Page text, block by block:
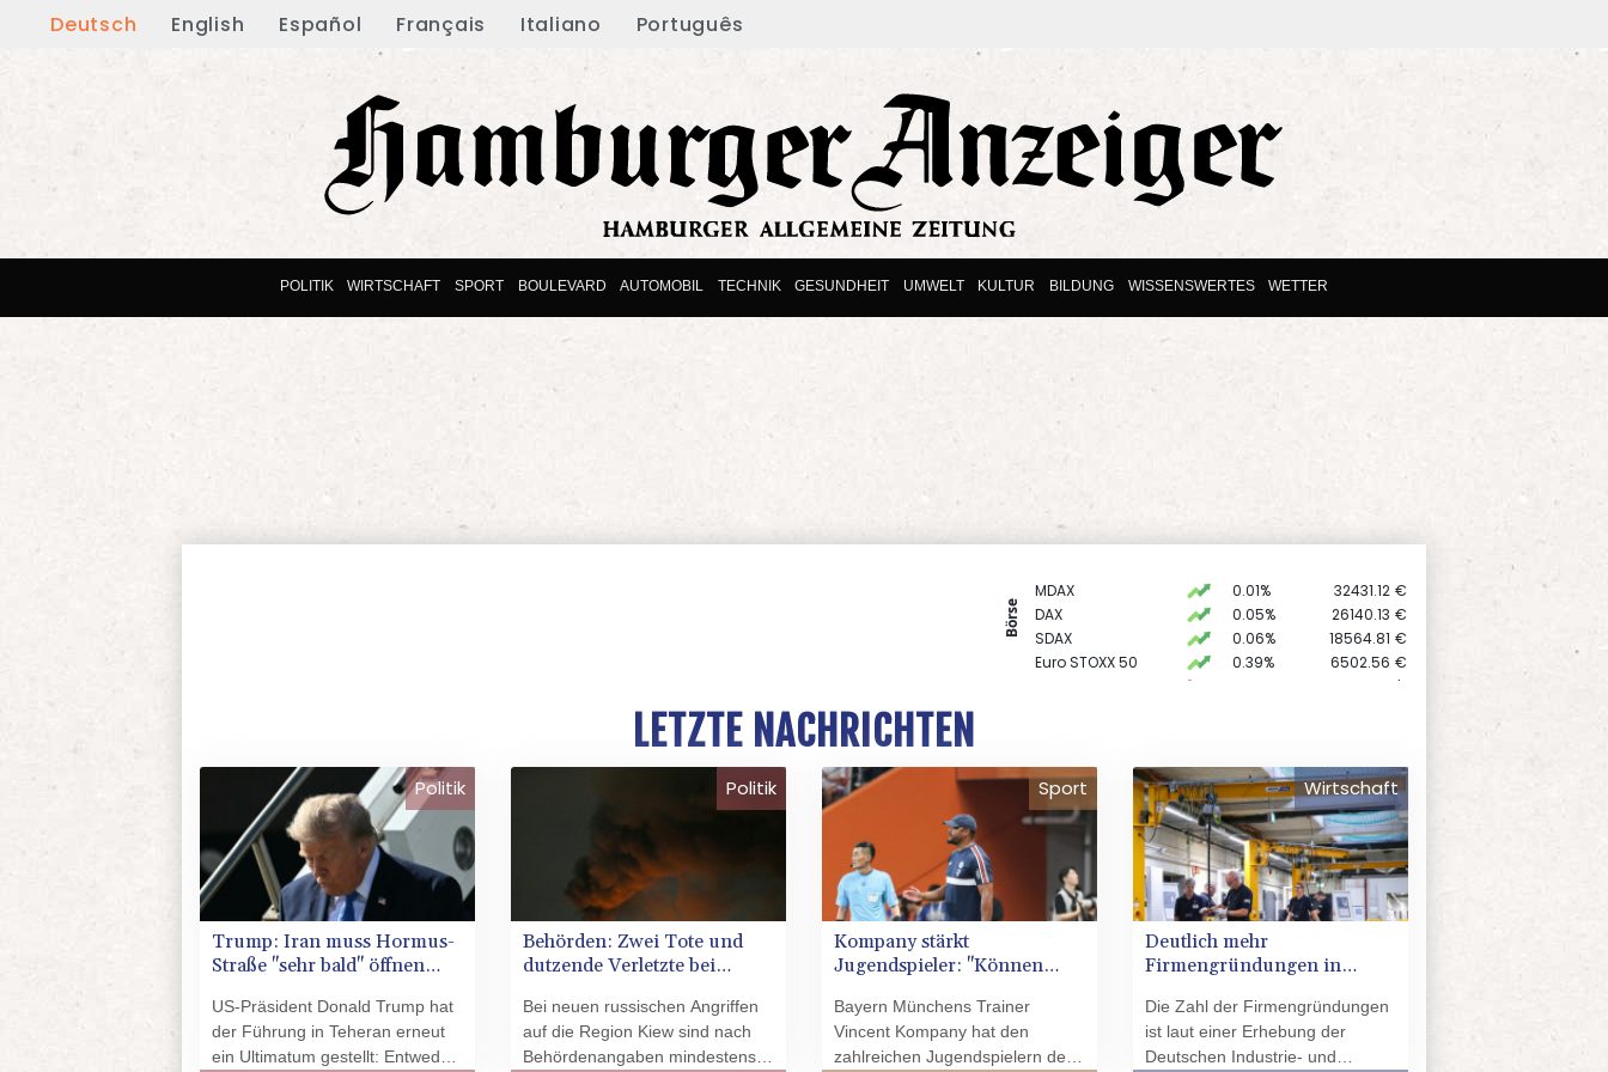
Deutsch English Español Français Italiano Português
POLITIK WIRTSCHAFT SPORT BOULEVARD AUTOMOBIL TECHNIK GESUNDHEIT UMWELT KULTUR BILDUNG WISSENSWERTES WETTER
Börse
MDAX 0.01% 32431.12 €
DAX
0.05% 26140.13 €
SDAX
0.06% 18564.81 €
Euro STOXX 50
0.39% 6502.56 €
$
LETZTE NACHRICHTEN
Politik
Trump: Iran muss Hormus-
Straße "sehr bald" öffnen
getroffen"
US-Präsident Donald Trump hat
der Führung in Teheran erneut
ein Ultimatum gestellt: Entweder
Politik
Behörden: Zwei Tote und
dutzende Verletzte bei
Region Kiew
Bei neuen russischen Angriffen
auf die Region Kiew sind nach
Behördenangaben mindestens
Sport
Kompany stärkt
Jugendspieler: "Können
Bayern Münchens Trainer
Vincent Kompany hat den
zahlreichen Jugendspielern des
Wirtschaft
Deutlich mehr
Firmengründungen in
vergangenen Jahr
Die Zahl der Firmengründungen
ist laut einer Erhebung der
Deutschen Industrie- und